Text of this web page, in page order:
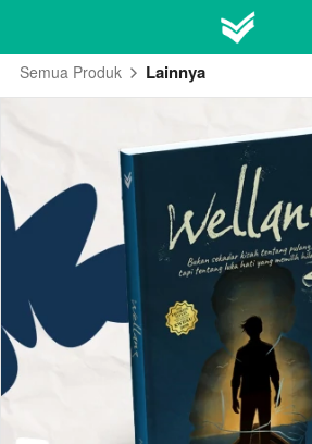
Semua Produk Lainnya